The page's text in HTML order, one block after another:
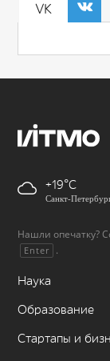
VK
+19
Санкт-
Нашли опечатку?
Enter .
Наука
Образование
Стартапы и